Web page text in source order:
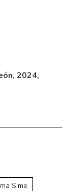
2024,
Sime